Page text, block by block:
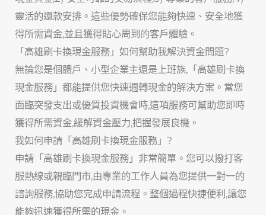
靈活的還款安排。這些優勢確保您能夠快速、安全地獲
得所需資金,並且獲得貼心周到的客戶體驗。
「高雄刷卡換現金服務」如何幫助我解決資金問題?
無論您是個體戶、小型企業主還是上班族,「高雄刷卡換
現金服務」都能提供您快速週轉現金的解決方案。當您
面臨突發支出或優質投資機會時,這項服務可幫助您即時
獲得所需資金,緩解資金壓力,把握發展良機。
我如何申請「高雄刷卡換現金服務」?
申請「高雄刷卡換現金服務」非常簡單。您可以撥打客
服熱線或親臨門市,由專業的工作人員為您提供一對一的
諮詢服務,協助您完成申請流程。整個過程快捷便利,讓您
能夠迅速獲得所需的現金。